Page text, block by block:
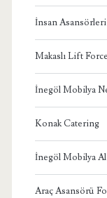
İnsan
Makaslı Lift
İnegöl Mobilya
Konak Catering
İnegöl Mobilya
Araç Asansörü